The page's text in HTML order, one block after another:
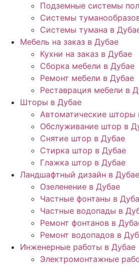
Подземные системы
Системы
Системы тумана в
Мебель на заказ в Дубае
Кухни на заказ в Дубае
Сборка мебели в Дубае
Ремонт мебели в Дубае
Реставрация мебели в
Шторы в Дубае
Автоматические шторы
Обслуживание штор в
Снятие штор в Дубае
Стирка штор в Дубае
Глажка штор в Дубае
Ландшафтный дизайн в Дубае
Озеленение в Дубае
Частные фонтаны в
Частные водопады в
Ремонт фонтанов в
Ремонт водопадов в
Инженерные работы в Дубае
Электромонтажные